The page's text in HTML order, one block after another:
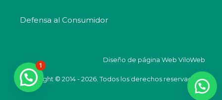
Defensa al Consumidor
Diseño de página Web ViloWeb
Copyright © 2014 - 2026. Todos los derechos reservados.
1